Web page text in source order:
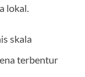
lokal.
skala
terbentur